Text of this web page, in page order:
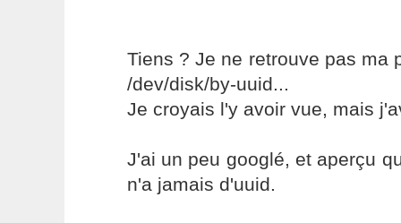
Tiens ? Je ne retrouve pas ma
/dev/disk/by-uuid...
Je croyais l'y avoir vue, mais
J'ai un peu googlé, et aperçu
n'a jamais d'uuid.